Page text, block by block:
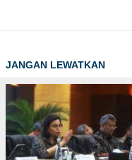
JANGAN LEWATKAN